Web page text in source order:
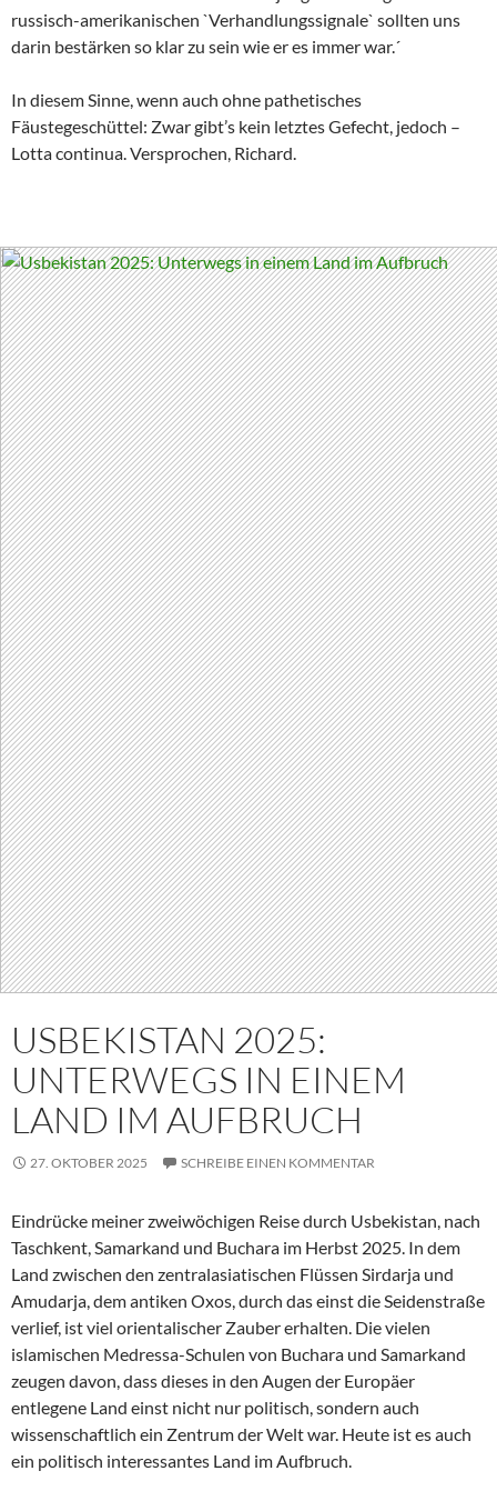
russisch-amerikanischen `Verhandlungssignale` sollten uns
darin bestärken so klar zu sein wie er es immer war.´
In diesem Sinne, wenn auch ohne pathetisches
Fäustegeschüttel: Zwar gibt’s kein letztes Gefecht, jedoch –
Lotta continua. Versprochen, Richard.
USBEKISTAN 2025:
UNTERWEGS IN EINEM
LAND IM AUFBRUCH
27. OKTOBER 2025 SCHREIBE EINEN KOMMENTAR
Eindrücke meiner zweiwöchigen Reise durch Usbekistan, nach
Taschkent, Samarkand und Buchara im Herbst 2025. In dem
Land zwischen den zentralasiatischen Flüssen Sirdarja und
Amudarja, dem antiken Oxos, durch das einst die Seidenstraße
verlief, ist viel orientalischer Zauber erhalten. Die vielen
islamischen Medressa-Schulen von Buchara und Samarkand
zeugen davon, dass dieses in den Augen der Europäer
entlegene Land einst nicht nur politisch, sondern auch
wissenschaftlich ein Zentrum der Welt war. Heute ist es auch
ein politisch interessantes Land im Aufbruch.